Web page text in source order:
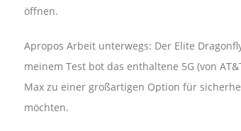
öffnen.
Apropos Arbeit unterwegs: Der Elite
meinem Test bot das enthaltene 5G (von
Max zu einer großartigen Option für
möchten.